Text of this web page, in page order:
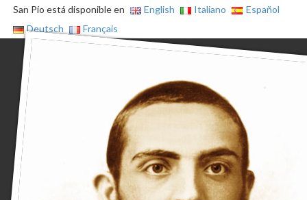
San Pío está disponible en English Italiano
Español
Deutsch
Français